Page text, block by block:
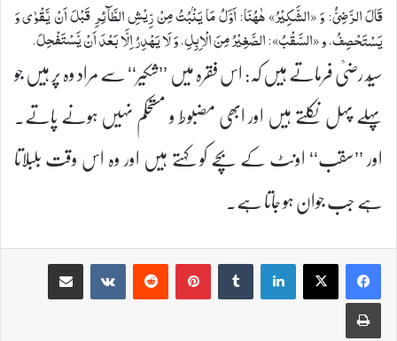
قَالَ الرَّضِیُّ: وَ «الشَّكِیْرُ» هٰهُنَا: اَوَّلُ مَا یَنْۢبُتُ مِنْ رِّیْشِ الطَّآئِرِ قَبْلَ اَنْ یَّقْوٰى وَ
یَسْتَحْصِفُ، و «السَّقْبُ»: الصَّغِیْرُ مِنَ الْاِبِلِ، وَ لَا یَهْدِرُ اِلَّا بَعْدَ اَنْ یَّسْتَفْحِلَ.
سیّد رضیؒ فرماتے ہیں کہ: اس فقرہ میں ’’شکیر‘‘ سے مراد وہ پر ہیں جو
پہلے پہل نکلتے ہیں اور ابھی مضبوط و مستحکم نہیں ہونے پاتے۔
اور ’’سقب‘‘ اونٹ کے بچے کو کہتے ہیں اور وہ اس وقت بلبلاتا
ہے جب جوان ہو جاتا ہے۔